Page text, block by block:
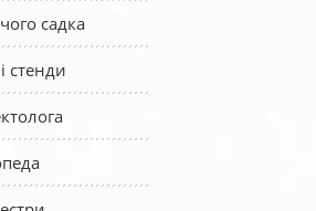
садка
стенди